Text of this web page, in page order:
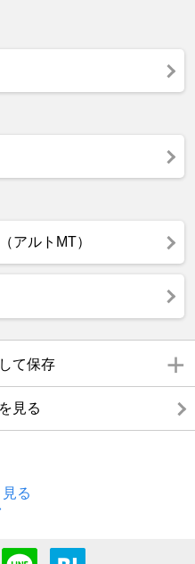
アルトMT）
て保存
見る
る